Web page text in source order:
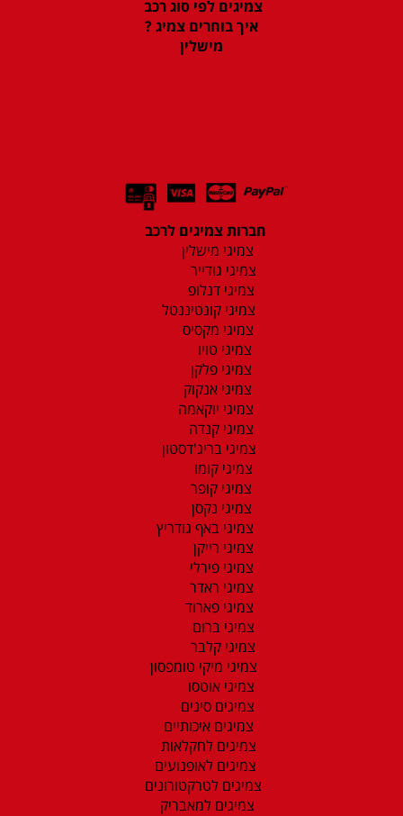
צמיגים לפי סוג רכב
איך בוחרים צמיג ?
מישלין
חברות צמיגים לרכב
צמיגי מישלין
צמיגי גודייר
צמיגי דנלופ
צמיגי קונטיננטל
צמיגי מקסיס
צמיגי טויו
צמיגי פלקן
צמיגי אנקוק
צמיגי יוקאמה
צמיגי קנדה
צמיגי בריג'דסטון
צמיגי קומו
צמיגי קופר
צמיגי נקסן
צמיגי באף גודריץ
צמיגי רייקן
צמיגי פירלי
צמיגי ראדר
צמיגי פארוד
צמיגי ברום
צמיגי קלבר
צמיגי מיקי טומפסון
צמיגי אוטסו
צמיגים סינים
צמיגים איכותיים
צמיגים לחקלאות
צמיגים לאופנועים
צמיגים לטרקטורונים
צמיגים למאבריק